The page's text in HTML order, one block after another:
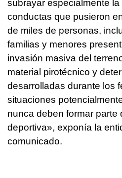
subrayar especialmente
conductas que pusieron
de miles de personas,
familias y menores
invasión masiva del
material pirotécnico y
desarrolladas durante los
situaciones
nunca deben formar parte
deportiva», exponía la
comunicado.